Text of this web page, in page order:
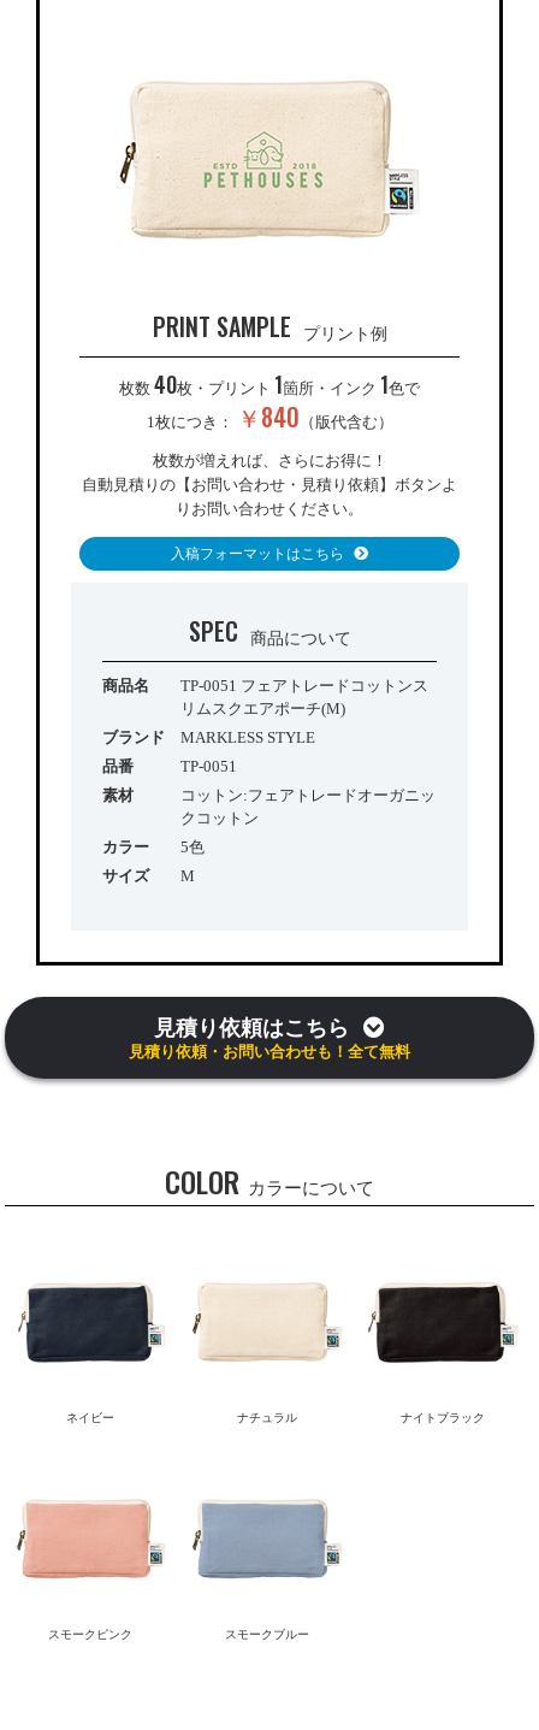
PRINT SAMPLE プリント例
枚数 40枚・プリント 1箇所・インク 1色で
1枚につき：
￥840 （版代含む）
枚数が増えれば、さらにお得に！
自動見積りの【お問い合わせ・見積り依頼】ボタンよ
りお問い合わせください。
入稿フォーマットはこちら
SPEC 商品について
商品名
TP-0051 フェアトレードコットンス
リムスクエアポーチ(M)
ブランド
MARKLESS STYLE
品番
TP-0051
素材
コットン:フェアトレードオーガニッ
クコットン
カラー
5色
サイズ
M
見積り依頼はこちら
見積り依頼・お問い合わせも！全て無料
COLOR カラーについて
ネイビー ナチュラル ナイトブラック
スモークピンク スモークブルー